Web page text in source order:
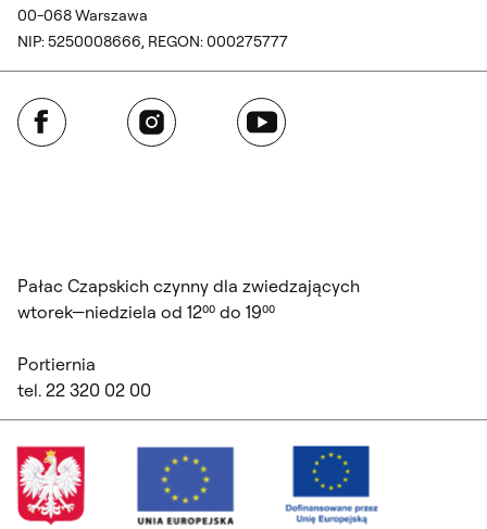
00-068 Warszawa
NIP: 5250008666, REGON: 000275777
Facebook Instagram YouTube
Pałac Czapskich czynny dla zwiedzających
wtorek—niedziela od 12⁰⁰ do 19⁰⁰
Portiernia
tel. 22 320 02 00